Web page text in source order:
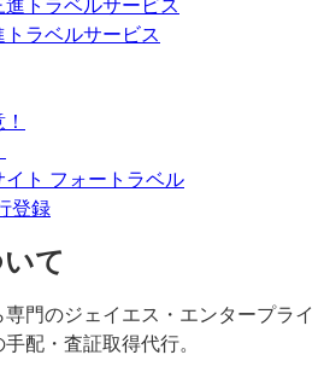
ラベルサービス
ト フォートラベル
登録
て
門のジェイエス・エンタープライ
配・査証取得代行。